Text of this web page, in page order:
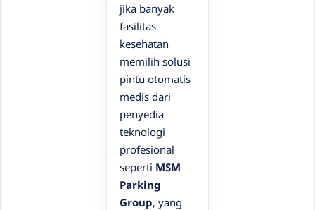
jika banyak
fasilitas
kesehatan
memilih solusi
pintu otomatis
medis dari
penyedia
teknologi
profesional
seperti MSM
Parking
Group, yang